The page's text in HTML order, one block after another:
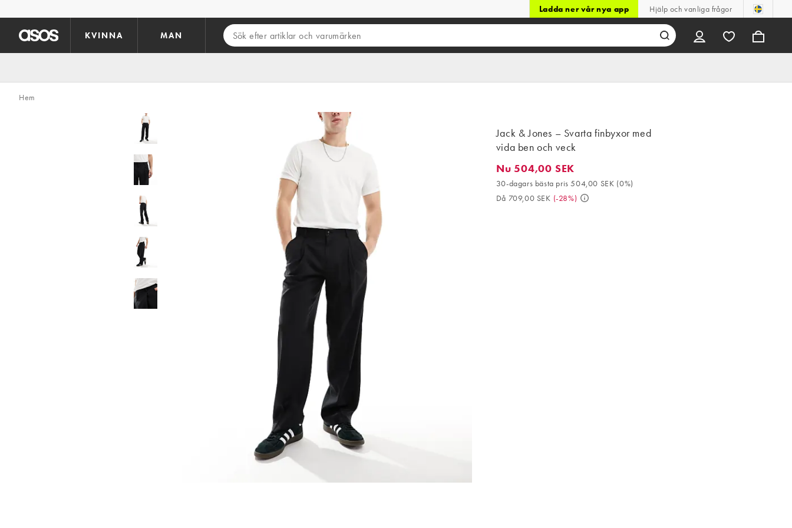
Ladda ner vår nya app Hjälp och vanliga frågor
KVINNA MAN
Hem
Jack & Jones – Svarta finbyxor med
vida ben och veck
Nu 504,00 SEK. 30-dagars bästa pris 504,00 SEK (0%). Då 709,00 SEK.
Nu 504,00 SEK
30-dagars bästa pris 504,00 SEK (0%)
Då 709,00 SEK (-28%)